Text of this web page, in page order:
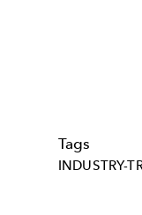
Tags
INDUSTRY-